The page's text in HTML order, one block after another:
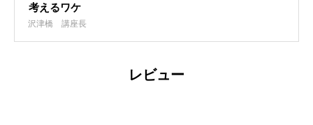
考えるワケ
沢津橋 講座長
レビュー